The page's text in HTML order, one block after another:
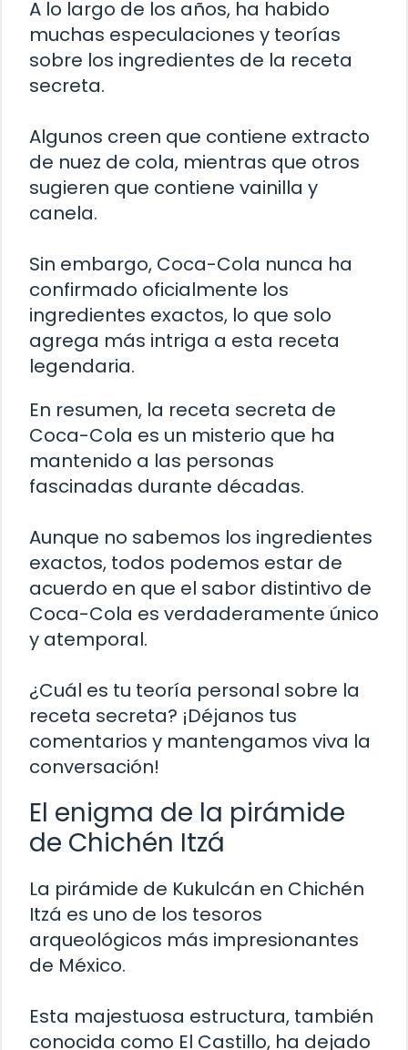
A lo largo de los años, ha habido
muchas especulaciones y teorías
sobre los ingredientes de la receta
secreta.
Algunos creen que contiene extracto
de nuez de cola, mientras que otros
sugieren que contiene vainilla y
canela.
Sin embargo, Coca-Cola nunca ha
confirmado oficialmente los
ingredientes exactos, lo que solo
agrega más intriga a esta receta
legendaria.
En resumen, la receta secreta de
Coca-Cola es un misterio que ha
mantenido a las personas
fascinadas durante décadas.
Aunque no sabemos los ingredientes
exactos, todos podemos estar de
acuerdo en que el sabor distintivo de
Coca-Cola es verdaderamente único
y atemporal.
¿Cuál es tu teoría personal sobre la
receta secreta? ¡Déjanos tus
comentarios y mantengamos viva la
conversación!
El enigma de la pirámide
de Chichén Itzá
La pirámide de Kukulcán en Chichén
Itzá es uno de los tesoros
arqueológicos más impresionantes
de México.
Esta majestuosa estructura, también
conocida como El Castillo, ha dejado